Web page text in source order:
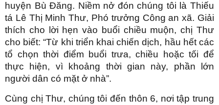
huyện Bù Đăng. Niềm nở đón chúng tôi là Thiếu
tá Lê Thị Minh Thư, Phó trưởng Công an xã. Giải
thích cho lời hẹn vào buổi chiều muộn, chị Thư
cho biết: “Từ khi triển khai chiến dịch, hầu hết các
tổ chọn thời điểm buổi trưa, chiều hoặc tối để
thực hiện, vì khoảng thời gian này, phần lớn
người dân có mặt ở nhà”.
Cùng chị Thư, chúng tôi đến thôn 6, nơi tập trung